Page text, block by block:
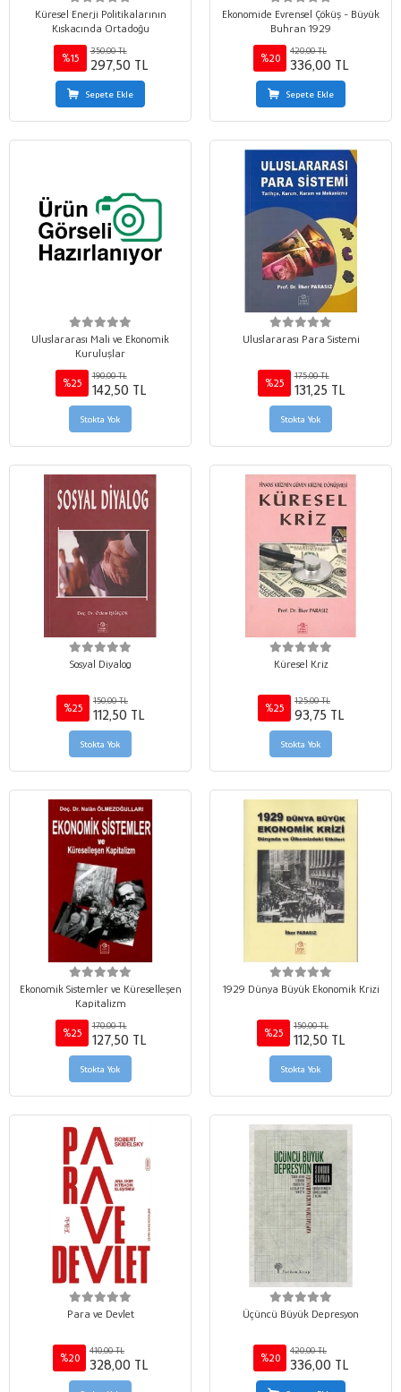
Küresel Enerji Politikalarının
Kıskacında Ortadoğu
%15
350,00 TL
297,50 TL
Sepete Ekle
Ekonomide Evrensel Çöküş - Büyük
Buhran 1929
%20
420,00 TL
336,00 TL
Sepete Ekle
Uluslararası Mali ve Ekonomik
Kuruluşlar
%25
190,00 TL
142,50 TL
Stokta Yok
Uluslararası Para Sistemi
%25
175,00 TL
131,25 TL
Stokta Yok
Sosyal Diyalog
%25
150,00 TL
112,50 TL
Stokta Yok
Küresel Kriz
%25
125,00 TL
93,75 TL
Stokta Yok
Ekonomik Sistemler ve Küreselleşen
Kapitalizm
%25
170,00 TL
127,50 TL
Stokta Yok
1929 Dünya Büyük Ekonomik Krizi
%25
150,00 TL
112,50 TL
Stokta Yok
Para ve Devlet
%20
410,00 TL
328,00 TL
Üçüncü Büyük Depresyon
%20
420,00 TL
336,00 TL